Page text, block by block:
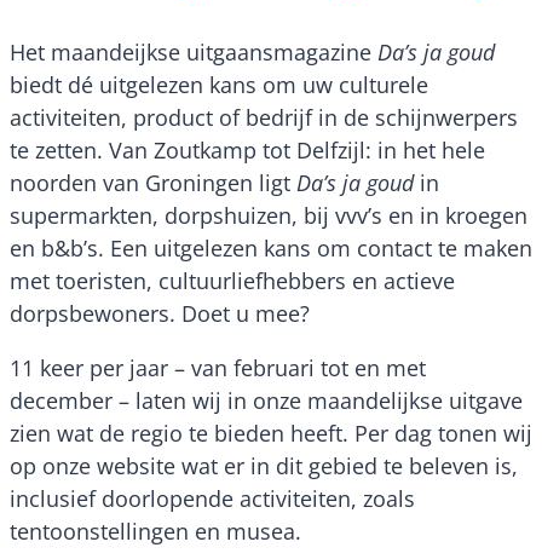
Het maandeijkse uitgaansmagazine Da’s ja goud
biedt dé uitgelezen kans om uw culturele
activiteiten, product of bedrijf in de schijnwerpers
te zetten. Van Zoutkamp tot Delfzijl: in het hele
noorden van Groningen ligt Da’s ja goudin
supermarkten, dorpshuizen, bij vvv’s en in kroegen
en b&b’s. Een uitgelezen kans om contact te maken
met toeristen, cultuurliefhebbers en actieve
dorpsbewoners. Doet u mee?
11 keer per jaar – van februari tot en met
december – laten wij in onze maandelijkse uitgave
zien wat de regio te bieden heeft. Per dag tonen wij
op onze website wat er in dit gebied te beleven is,
inclusief doorlopende activiteiten, zoals
tentoonstellingen en musea.